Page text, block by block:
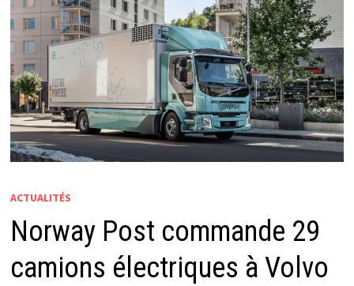
ACTUALITÉS
Norway Post commande 29
camions électriques à Volvo